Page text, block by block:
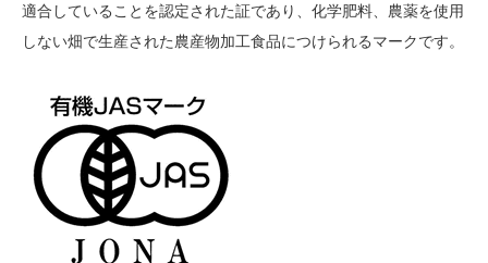
適合していることを認定された証であり、化学肥料、農薬を使用
しない畑で生産された農産物加工食品につけられるマークです。